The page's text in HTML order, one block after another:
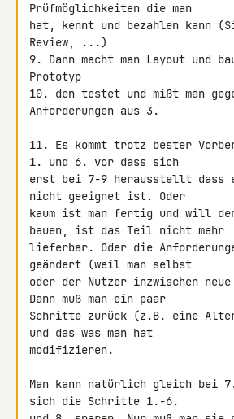
Prüfmöglichkeiten die man
hat, kennt und bezahlen kann
Review, ...)
9. Dann macht man Layout und
Prototyp
10. den testet und mißt man
Anforderungen aus 3.
11. Es kommt trotz bester
1. und 6. vor dass sich
erst bei 7-9 herausstellt dass
nicht geeignet ist. Oder
kaum ist man fertig und will
bauen, ist das Teil nicht mehr
lieferbar. Oder die
geändert (weil man selbst
oder der Nutzer inzwischen
Dann muß man ein paar
Schritte zurück (z.B. eine
und das was man hat
modifizieren.
Man kann natürlich gleich bei
sich die Schritte 1.-6.